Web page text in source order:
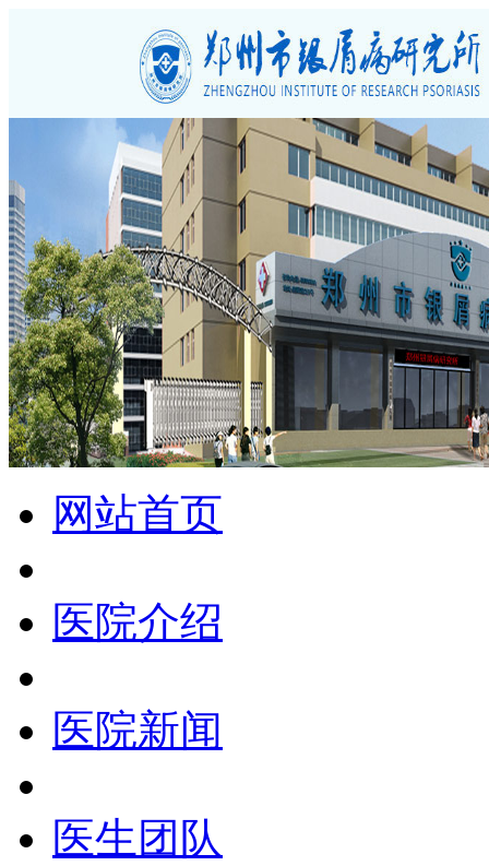
网站首页
医院介绍
医院新闻
医生团队